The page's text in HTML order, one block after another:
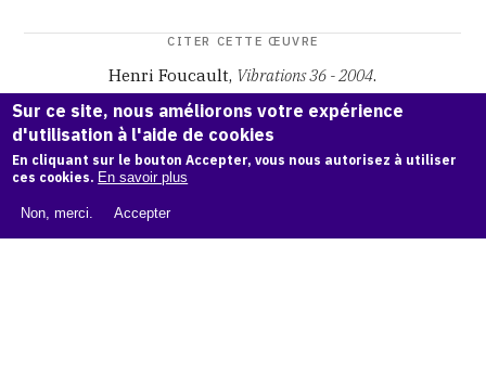
CITER CETTE ŒUVRE
Henri Foucault, Vibrations 36 - 2004.
Catalogue raisonné Henri Foucault
ark:38997/o17h
d6
COPIER LA CITATION
Demande d'information
Sur ce site, nous améliorons votre expérience
d'utilisation à l'aide de cookies
En cliquant sur le bouton Accepter, vous nous autorisez à utiliser
ces cookies. En savoir plus
Non, merci. Accepter